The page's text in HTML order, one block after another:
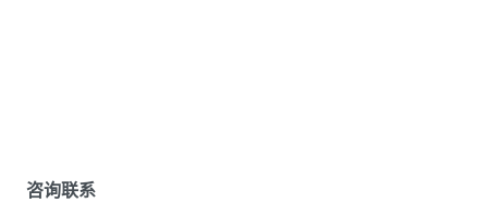
咨询联系